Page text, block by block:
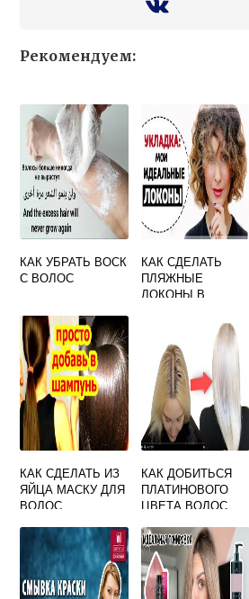
Рекомендуем:
КАК УБРАТЬ ВОСК
С ВОЛОС
КАК СДЕЛАТЬ
ПЛЯЖНЫЕ
ЛОКОНЫ В
УСЛОВИЯХ НА
СРЕДНИЕ
ВОЛОСЫ БЕЗ
ПЛОЙКИ
КАК СДЕЛАТЬ ИЗ
ЯЙЦА МАСКУ ДЛЯ
ВОЛОС
КАК ДОБИТЬСЯ
ПЛАТИНОВОГО
ЦВЕТА ВОЛОС